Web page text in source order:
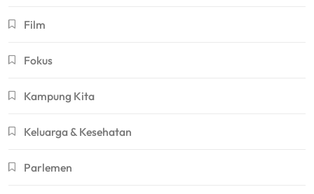
Film
Fokus
Kampung Kita
Keluarga & Kesehatan
Parlemen